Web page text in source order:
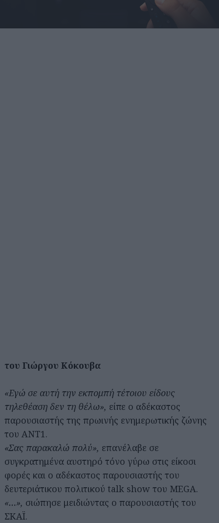
του Γιώργου Κόκουβα
«Εγώ σε αυτή την εκπομπή τέτοιου είδους
τηλεθέαση δεν τη θέλω», είπε ο αδέκαστος
παρουσιαστής της πρωινής ενημερωτικής ζώνης
του ANT1.
«Σας παρακαλώ πολύ», επανέλαβε σε
συγκρατημένα αυστηρό τόνο γύρω στις είκοσι
φορές και ο αδέκαστος παρουσιαστής του
δευτεριάτικου πολιτικού talk show του MEGA.
«…», σιώπησε μειδιώντας ο παρουσιαστής του
ΣΚΑΪ.